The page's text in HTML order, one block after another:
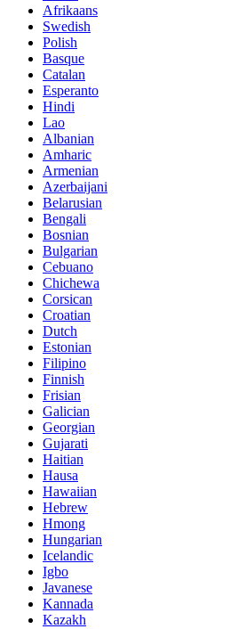
Afrikaans
Swedish
Polish
Basque
Catalan
Esperanto
Hindi
Lao
Albanian
Amharic
Armenian
Azerbaijani
Belarusian
Bengali
Bosnian
Bulgarian
Cebuano
Chichewa
Corsican
Croatian
Dutch
Estonian
Filipino
Finnish
Frisian
Galician
Georgian
Gujarati
Haitian
Hausa
Hawaiian
Hebrew
Hmong
Hungarian
Icelandic
Igbo
Javanese
Kannada
Kazakh